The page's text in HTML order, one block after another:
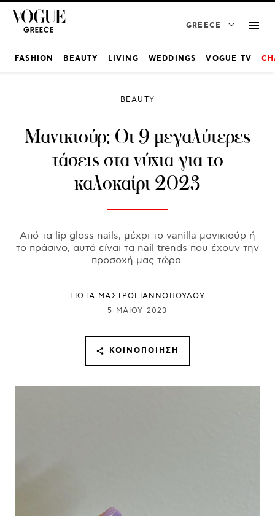
GREECE
FASHION BEAUTY LIVING WEDDINGS VOGUE TV
BEAUTY
Μανικιούρ: Οι 9 μεγαλύτερες
τάσεις στα νύχια για το
καλοκαίρι 2023
Από τα lip gloss nails, μέχρι το vanilla μανικιούρ ή
το πράσινο, αυτά είναι τα nail trends που έχουν την
προσοχή μας τώρα.
ΓΙΩΤΑ ΜΑΣΤΡΟΓΙΑΝΝΟΠΟΥΛΟΥ
5 ΜΑΪ́ΟΥ 2023
ΚΟΙΝΟΠΟΊΗΣΗ